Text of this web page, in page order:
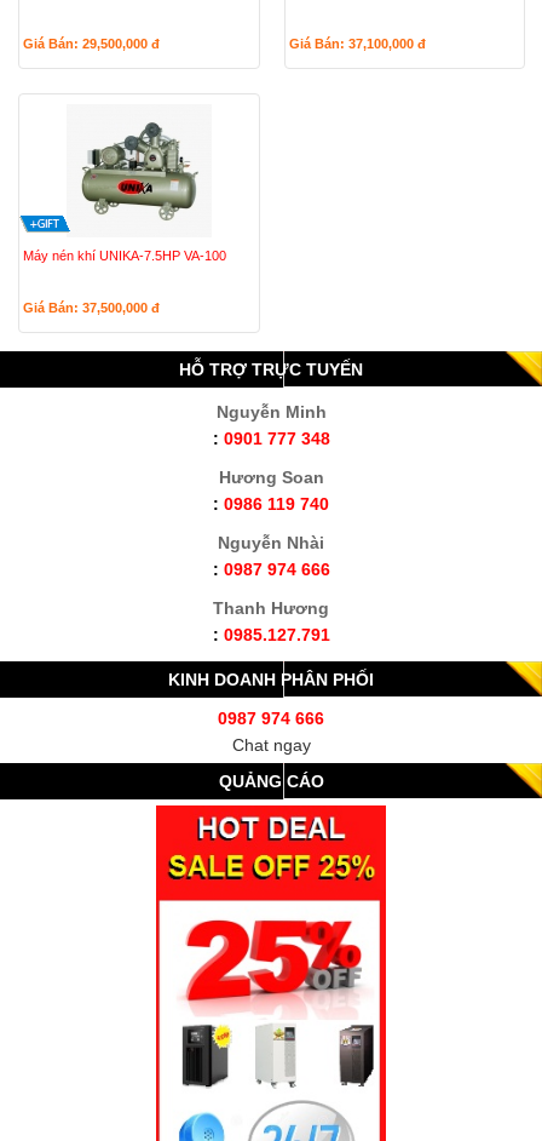
Giá Bán: 29,500,000 đ Giá Bán: 37,100,000 đ
Máy nén khí UNIKA-7.5HP VA-100
Giá Bán: 37,500,000 đ
HỖ TRỢ TRỰC TUYẾN
Nguyễn Minh
: 0901 777 348
Hương Soan
: 0986 119 740
Nguyễn Nhài
: 0987 974 666
Thanh Hương
: 0985.127.791
KINH DOANH PHÂN PHỐI
0987 974 666
Chat ngay
QUẢNG CÁO